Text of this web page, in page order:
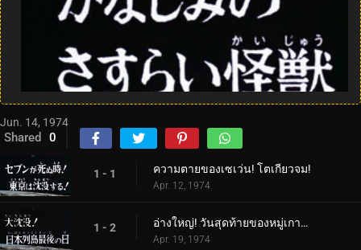
Jun. 14, 1974
Shared 0
1 - 1 ความตายของเซเว่น! โตเกียวจม!
Apr. 12, 1974
1 - 2 อ่างใหญ่! วันสุดท้ายของหมู่เกาะญี่ปุ่น
Apr. 19, 1974